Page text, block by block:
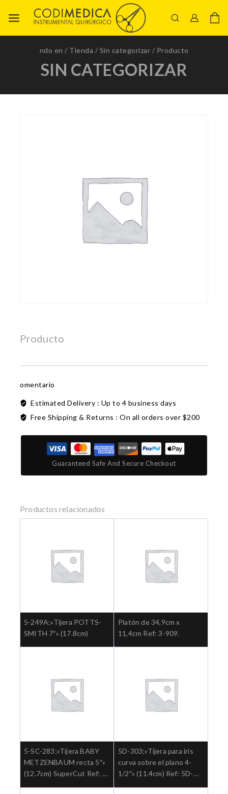
ndo en / Tienda / Sin categorizar / Producto
SIN CATEGORIZAR
Producto
omentario
Estimated Delivery : Up to 4 business days
Free Shipping & Returns : On all orders over $200
Guaranteed Safe And Secure Checkout
Productos relacionados
5-249A;»Tijera POTTS-
SMITH 7″» (17.8cm)
Platón de 34,9cm x
11,4cm Ref: 3-909.
5-SC-283;»Tijera BABY
METZENBAUM recta 5″»
(12.7cm) SuperCut Ref: 5-
5D-303;»Tijera para iris
curva sobre el plano 4-
1/2″» (11.4cm) Ref: 5D-